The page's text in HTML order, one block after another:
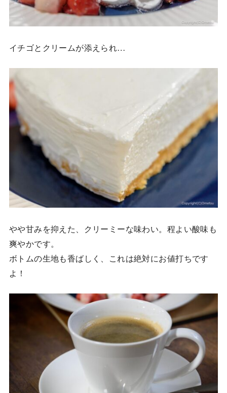
イチゴとクリームが添えられ…
やや甘みを抑えた、クリーミーな味わい。程よい酸味も
爽やかです。
ボトムの生地も香ばしく、これは絶対にお値打ちです
よ！